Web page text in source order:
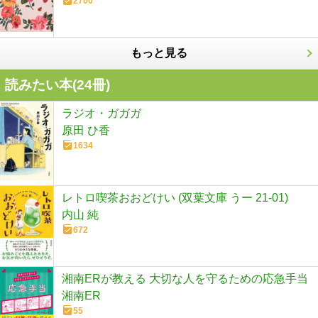
もっと見る
読みたい本(24冊)
ラジオ・ガガガ
原田 ひ香
1634
レトロ喫茶おおどけい (双葉文庫 うー 21-01)
内山 純
672
湘南ERが教える 大切な人を守るための応急手当
湘南ER
55